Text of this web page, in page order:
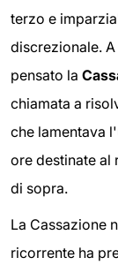
terzo e
discrezionale.
pensato la
chiamata a
che lamentava
ore destinate al
di sopra.
La Cassazione
ricorrente ha